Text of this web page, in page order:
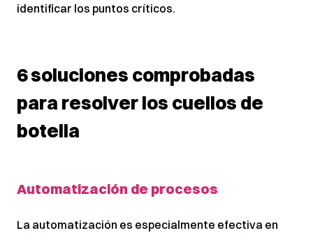
identificar los puntos críticos.
6 soluciones comprobadas
para resolver los cuellos de
botella
Automatización de procesos
La automatización es especialmente efectiva en